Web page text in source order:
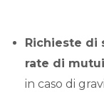
Richieste di
rate di
in caso di